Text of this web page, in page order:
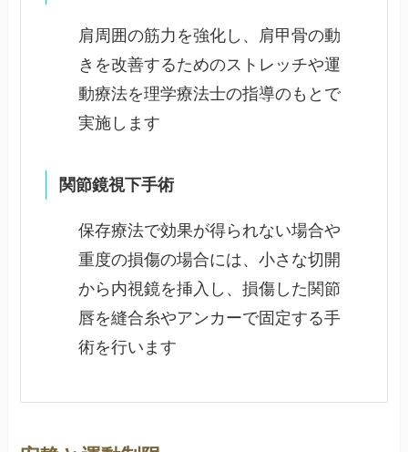
肩周囲の筋力を強化し、肩甲骨の動
きを改善するためのストレッチや運
動療法を理学療法士の指導のもとで
実施します
関節鏡視下手術
保存療法で効果が得られない場合や
重度の損傷の場合には、小さな切開
から内視鏡を挿入し、損傷した関節
唇を縫合糸やアンカーで固定する手
術を行います